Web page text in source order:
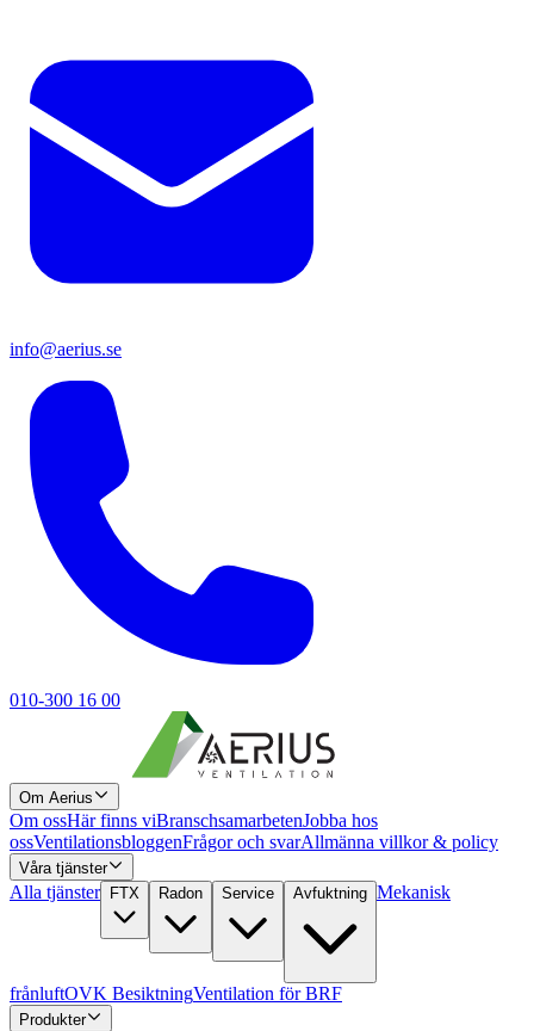
info@aerius.se
010-300 16 00
Om Aerius
Om ossHär finns viBranschsamarbetenJobba hos
ossVentilationsbloggenFrågor och svarAllmänna villkor & policy
Våra tjänster
Alla tjänster FTX Radon Service Avfuktning Mekanisk
frånluftOVK BesiktningVentilation för BRF
Produkter